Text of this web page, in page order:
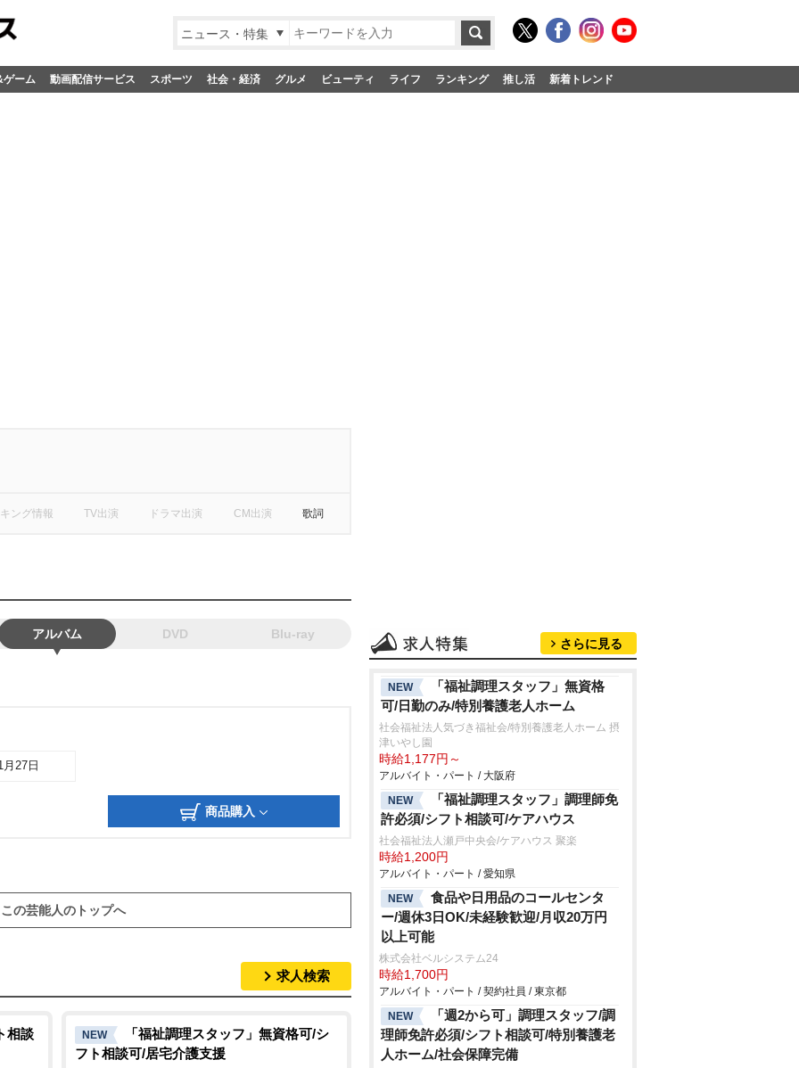
ニュース・特集
ゲーム 動画配信サービス スポーツ 社会・経済 グルメ ビューティ ライフ ランキング 推し活 新着トレンド
ング情報 TV出演 ドラマ出演 CM出演 歌詞
アルバム DVD Blu-ray
27日
商品購入
この芸能人のトップへ
求人検索
相談 NEW
「福祉調理スタッフ」無資格可/シ
フト相談可/居宅介護支援
さらに見る
NEW
「福祉調理スタッフ」無資格
可/日勤のみ/特別養護老人ホーム
社会福祉法人気づき福祉会/特別養護老人ホーム 摂
津いやし園
時給1,177円～
アルバイト・パート / 大阪府
NEW
「福祉調理スタッフ」調理師免
許必須/シフト相談可/ケアハウス
社会福祉法人瀬戸中央会/ケアハウス 聚楽
時給1,200円
アルバイト・パート / 愛知県
NEW
食品や日用品のコールセンタ
ー/週休3日OK/未経験歓迎/月収20万円
以上可能
株式会社ベルシステム24
時給1,700円
アルバイト・パート / 契約社員 / 東京都
NEW
「週2から可」調理スタッフ/調
理師免許必須/シフト相談可/特別養護老
人ホーム/社会保障完備